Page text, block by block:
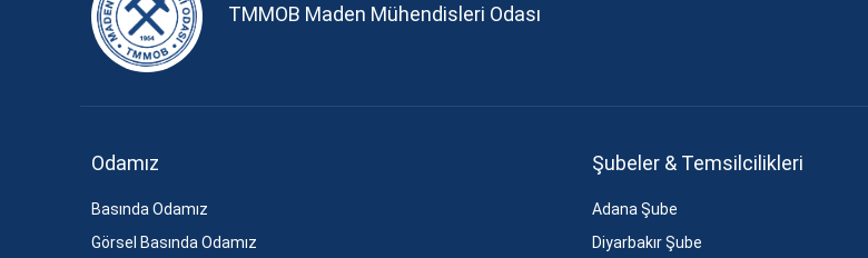
TMMOB Maden Mühendisleri Odası
Odamız
Basında Odamız
Görsel Basında Odamız
Şubeler & Temsilcilikleri
Adana Şube
Diyarbakır Şube